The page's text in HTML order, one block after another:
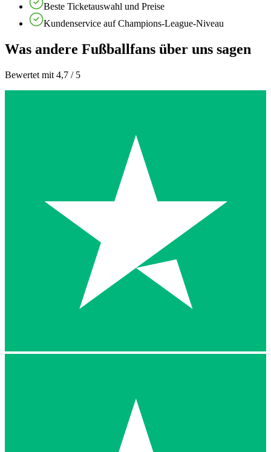
Beste Ticketauswahl und Preise
Kundenservice auf Champions-League-Niveau
Was andere Fußballfans über uns sagen
Bewertet mit 4,7 / 5